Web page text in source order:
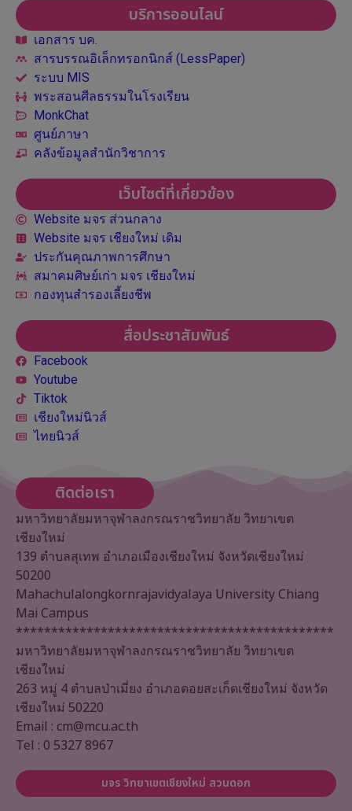
บริการออนไลน์
เอกสาร บค.
สารบรรณอิเล็กทรอกนิกส์ (LessPaper)
ระบบ MIS
พระสอนศีลธรรมในโรงเรียน
MonkChat
ศูนย์ภาษา
คลังข้อมูลสำนักวิชาการ
เว็บไซต์ที่เกี่ยวข้อง
Website มจร ส่วนกลาง
Website มจร เชียงใหม่ เดิม
ประกันคุณภาพการศึกษา
สมาคมศิษย์เก่า มจร เชียงใหม่
กองทุนสำรองเลี้ยงชีพ
สื่อประชาสัมพันธ์
Facebook
Youtube
Tiktok
เชียงใหม่นิวส์
ไทยนิวส์
ติดต่อเรา
มหาวิทยาลัยมหาจุฬาลงกรณราชวิทยาลัย วิทยาเขต
เชียงใหม่
139 ตำบลสุเทพ อำเภอเมืองเชียงใหม่ จังหวัดเชียงใหม่
50200
Mahachulalongkornrajavidyalaya University Chiang
Mai Campus
*********************************************
มหาวิทยาลัยมหาจุฬาลงกรณราชวิทยาลัย วิทยาเขต
เชียงใหม่
263 หมู่ 4 ตำบลป่าเมี่ยง อำเภอดอยสะเก็ดเชียงใหม่ จังหวัด
เชียงใหม่ 50220
Email : cm@mcu.ac.th
Tel : 0 5327 8967
มจร วิทยาเขตเชียงใหม่ สวนดอก